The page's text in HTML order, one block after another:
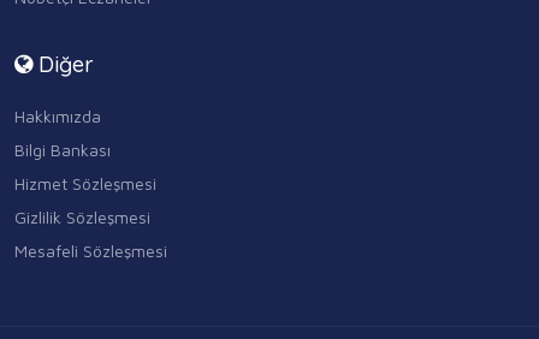
Diğer
Hakkımızda
Bilgi Bankası
Hizmet Sözleşmesi
Gizlilik Sözleşmesi
Mesafeli Sözleşmesi